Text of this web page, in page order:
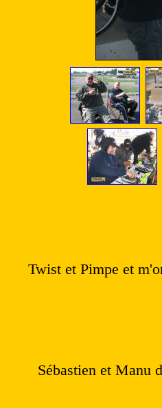
Twist et Pimpe et
Sébastien et Manu